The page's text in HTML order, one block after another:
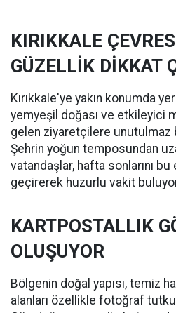
KIRIKKALE
GÜZELLİK DİKKAT
Kırıkkale'ye yakın konumda
yemyeşil doğası ve etkileyici
gelen ziyaretçilere unutulmaz
Şehrin yoğun temposundan
vatandaşlar, hafta sonlarını
geçirerek huzurlu vakit
KARTPOSTALLIK
OLUŞUYOR
Bölgenin doğal yapısı, temiz
alanları özellikle fotoğraf